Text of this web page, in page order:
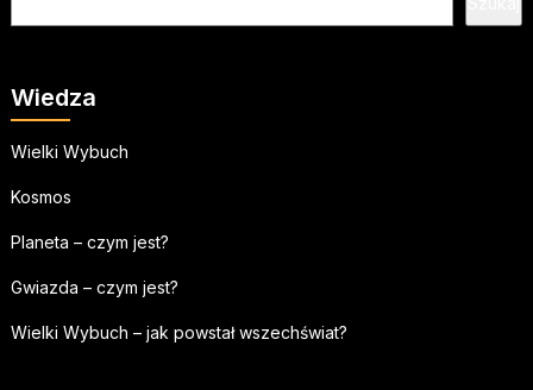
Wiedza
Wielki Wybuch
Kosmos
Planeta – czym jest?
Gwiazda – czym jest?
Wielki Wybuch – jak powstał wszechświat?